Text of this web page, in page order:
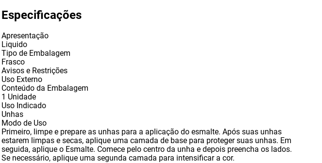
Especificações
Apresentação
Liquido
Tipo de Embalagem
Frasco
Avisos e Restrições
Uso Externo
Conteúdo da Embalagem
1 Unidade
Uso Indicado
Unhas
Modo de Uso
Primeiro, limpe e prepare as unhas para a aplicação do esmalte. Após suas unhas
estarem limpas e secas, aplique uma camada de base para proteger suas unhas. Em
seguida, aplique o Esmalte. Comece pelo centro da unha e depois preencha os lados.
Se necessário, aplique uma segunda camada para intensificar a cor.